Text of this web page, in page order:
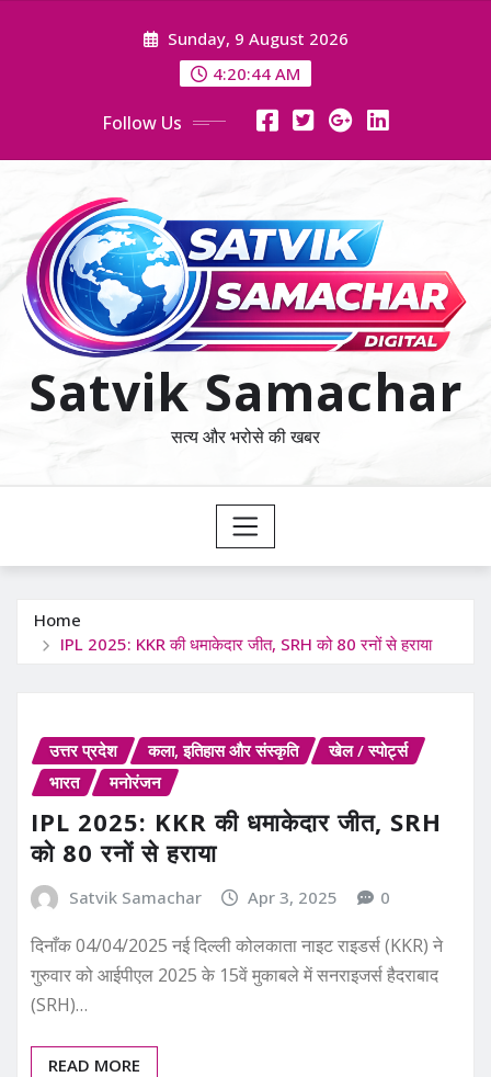
Sunday, 9 August 2026
4:20:45 AM
Follow Us
Satvik Samachar
सत्य और भरोसे की खबर
Home
IPL 2025: KKR की धमाकेदार जीत, SRH को 80 रनों से हराया
उत्तर प्रदेश कला, इतिहास और संस्कृति
खेल / स्पोर्ट्स
भारत
मनोरंजन
IPL 2025: KKR की धमाकेदार जीत, SRH
को 80 रनों से हराया
Satvik Samachar Apr 3, 2025 0
दिनाँक 04/04/2025 नई दिल्ली कोलकाता नाइट राइडर्स (KKR) ने
गुरुवार को आईपीएल 2025 के 15वें मुकाबले में सनराइजर्स हैदराबाद
(SRH)…
READ MORE